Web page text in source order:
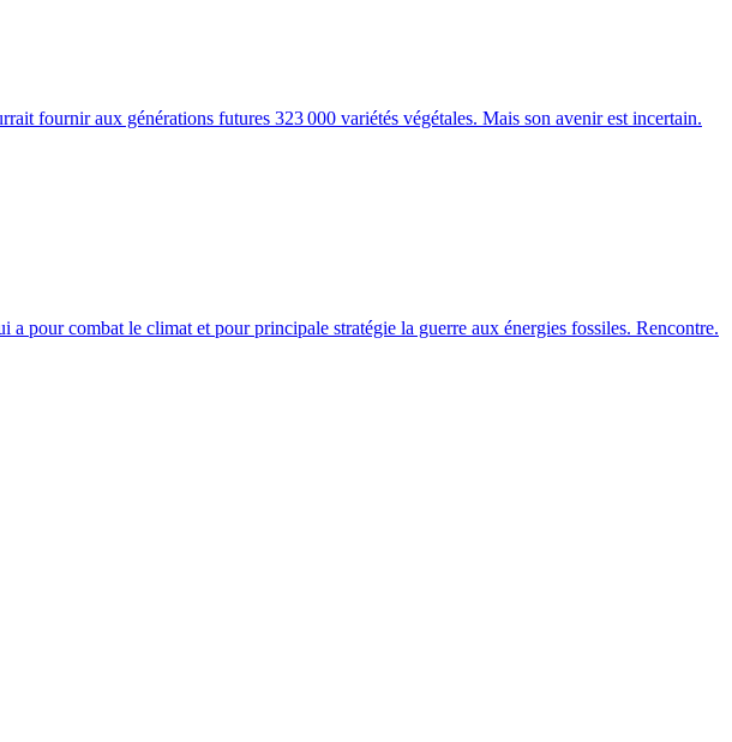
fournir aux générations futures 323 000 variétés végétales. Mais son avenir est incertain.
pour combat le climat et pour principale stratégie la guerre aux énergies fossiles. Rencontre.